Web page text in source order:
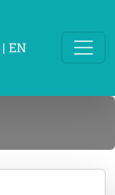
| EN